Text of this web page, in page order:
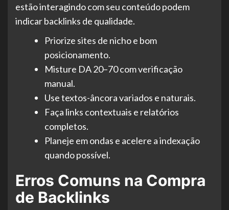
estão interagindo com seu conteúdo podem
indicar backlinks de qualidade.
Priorize sites de nicho e bom
posicionamento.
Misture DA 20–70 com verificação
manual.
Use textos-âncora variados e naturais.
Faça links contextuais e relatórios
completos.
Planeje em ondas e acelere a indexação
quando possível.
Erros Comuns na Compra
de Backlinks